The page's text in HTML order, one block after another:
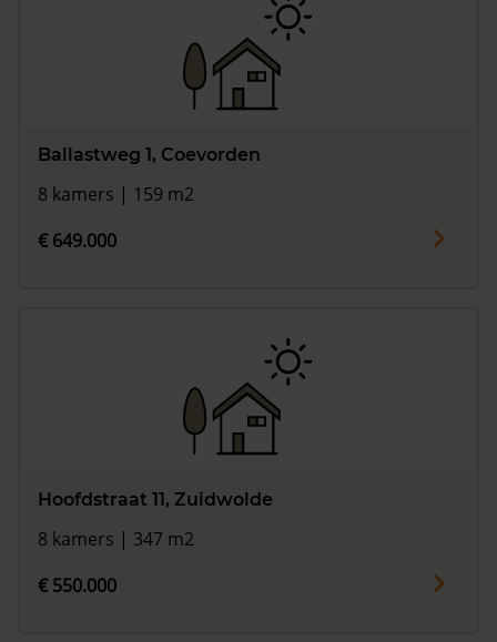
Ballastweg 1, Coevorden
8 kamers | 159 m2
€ 649.000
Hoofdstraat 11, Zuidwolde
8 kamers | 347 m2
€ 550.000